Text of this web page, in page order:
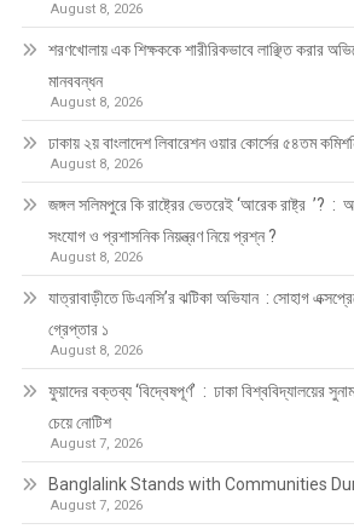
August 8, 2026
শরণখোলায় এক শিক্ষককে শারীরিকভাবে লাঞ্ছিত করার
মানববন্ধন
August 8, 2026
ঢাকায় ২য় বাংলাদেশ লিবারেশন ওয়ার কোর্সের ৫৪তম
August 8, 2026
জঙ্গল সলিমপুরে কি রাষ্ট্রের ভেতরেই ‘আরেক রাষ্ট্র ’?
সংযোগ ও প্রশাসনিক নিয়ন্ত্রণ নিয়ে প্রশ্ন ?
August 8, 2026
যাত্রাবাড়ীতে ডিএনসি’র ঝটিকা অভিযান : সোহাগ
গ্রেপ্তার ১
August 8, 2026
ফুয়াদের বক্তব্য ‘বিদ্বেষপূর্ণ’ : ঢাকা বিশ্ববিদ্যালয়ের
চেয়ে নোটিশ
August 7, 2026
Banglalink Stands with Communities
August 7, 2026